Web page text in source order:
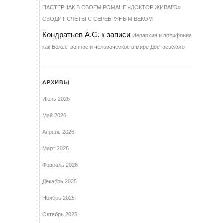
ПАСТЕРНАК В СВОЕМ РОМАНЕ «ДОКТОР ЖИВАГО»
СВОДИТ СЧЁТЫ С СЕРЕБРЯНЫМ ВЕКОМ
Кондратьев А.С. к записи Иерархия и полифония
как Божественное и человеческое в мире Достоевского
АРХИВЫ
Июнь 2026
Май 2026
Апрель 2026
Март 2026
Февраль 2026
Декабрь 2025
Ноябрь 2025
Октябрь 2025